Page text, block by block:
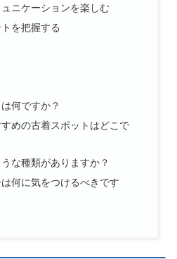
ニケーションを楽しむ
を把握する
何ですか？
めの古着スポットはどこで
な種類がありますか？
何に気をつけるべきです